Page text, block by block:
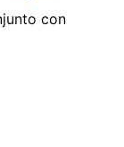
con